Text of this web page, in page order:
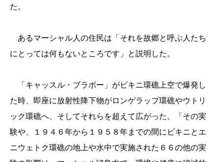
た。
あるマーシャル人の住民は「それを故郷と呼ぶ人たち
にとっては何もないところです」と説明した。
「キャッスル・ブラボー」がビキニ環礁上空で爆発し
た時、即座に放射性降下物がロンゲラップ環礁やウトリ
ック環礁へ、そしてそれらを超えて広がった。「その実
験や、１９４６年から１９５８年までの間にビキニとエ
ニウェトク環礁の地上や水中で実施された６６の他の実